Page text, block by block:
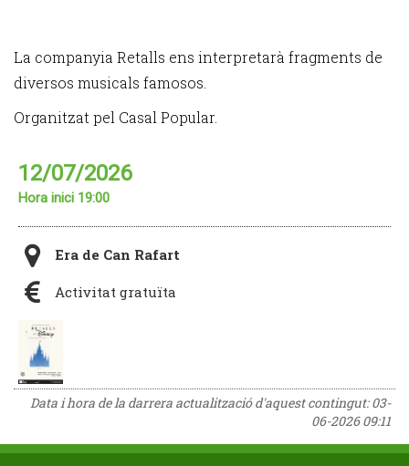
La companyia Retalls ens interpretarà fragments de
diversos musicals famosos.
Organitzat pel Casal Popular.
12/07/2026
Hora inici 19:00
Era de Can Rafart
Activitat gratuïta
Data i hora de la darrera actualització d'aquest contingut:03-
06-2026 09:11